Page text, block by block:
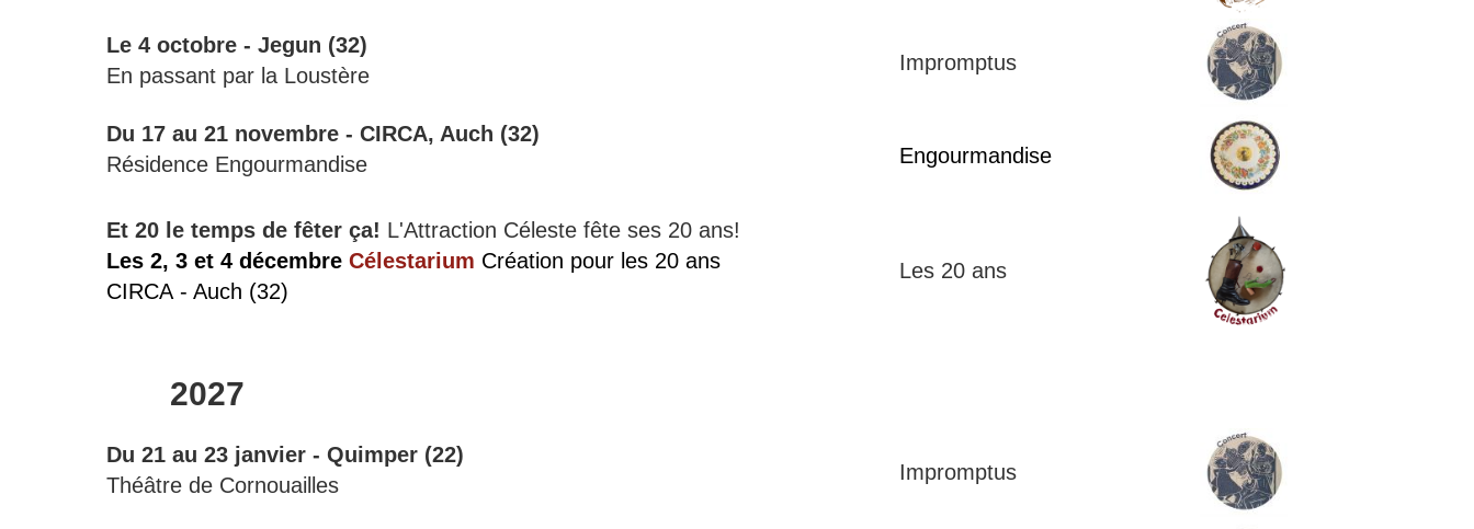
Le 4 octobre - Jegun (32)
En passant par la Loustère
Impromptus
Du 17 au 21 novembre - CIRCA, Auch (32)
Résidence Engourmandise
Engourmandise
Et 20 le temps de fêter ça! L'Attraction Céleste fête ses 20 ans!
Les 2, 3 et 4 décembre Célestarium Création pour les 20 ans
CIRCA - Auch (32)
Les 20 ans
2027
Du 21 au 23 janvier - Quimper (22)
Théâtre de Cornouailles
Impromptus